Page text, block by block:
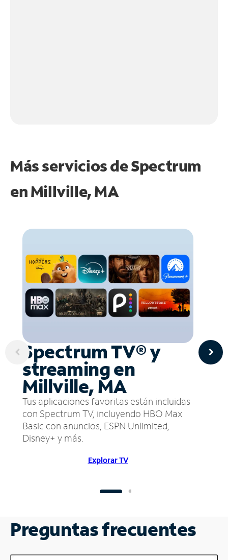
Más servicios de Spectrum
enMillville, MA
Spectrum TV® y
streaming en
Millville, MA
Tus aplicaciones favoritas están incluidas
con Spectrum TV, incluyendo HBO Max
Basic con anuncios, ESPN Unlimited,
Disney+ y más.
Explorar TV
Preguntas frecuentes